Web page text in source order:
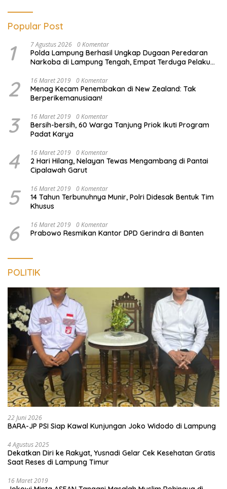
Popular Post
1 7 Agustus 2026 0 Komentar
Polda Lampung Berhasil Ungkap Dugaan Peredaran
Narkoba di Lampung Tengah, Empat Terduga Pelaku
2 16 Maret 2019 0 Komentar
Menag Kecam Penembakan di New Zealand: Tak
Berperikemanusiaan!
3 16 Maret 2019 0 Komentar
Bersih-bersih, 60 Warga Tanjung Priok Ikuti Program
Padat Karya
4 16 Maret 2019 0 Komentar
2 Hari Hilang, Nelayan Tewas Mengambang di Pantai
Cipalawah Garut
5 16 Maret 2019 0 Komentar
14 Tahun Terbunuhnya Munir, Polri Didesak Bentuk Tim
Khusus
6 16 Maret 2019 0 Komentar
Prabowo Resmikan Kantor DPD Gerindra di Banten
POLITIK
22 Juni 2026
BARA-JP PSI Siap Kawal Kunjungan Joko Widodo di Lampung
4 Agustus 2025
Dekatkan Diri ke Rakyat, Yusnadi Gelar Cek Kesehatan Gratis
Saat Reses di Lampung Timur
16 Maret 2019